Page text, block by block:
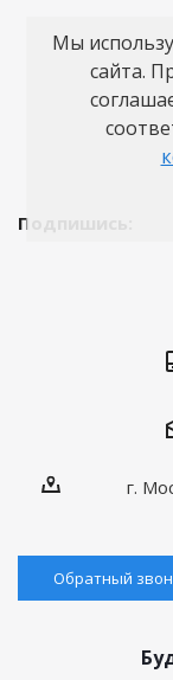
Подпишись:
г.
Обратный
Мы
сайта.